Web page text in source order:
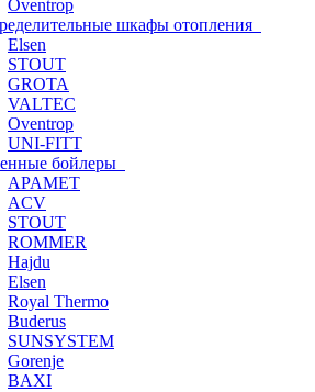
Oventrop
шкафы отопления
Elsen
STOUT
GROTA
VALTEC
Oventrop
UNI-FITT
бойлеры
APAMET
ACV
STOUT
ROMMER
Hajdu
Elsen
Royal Thermo
Buderus
SUNSYSTEM
Gorenje
BAXI